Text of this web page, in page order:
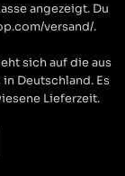
angezeigt. Du
versand/.
sich auf die aus
Deutschland. Es
Lieferzeit.